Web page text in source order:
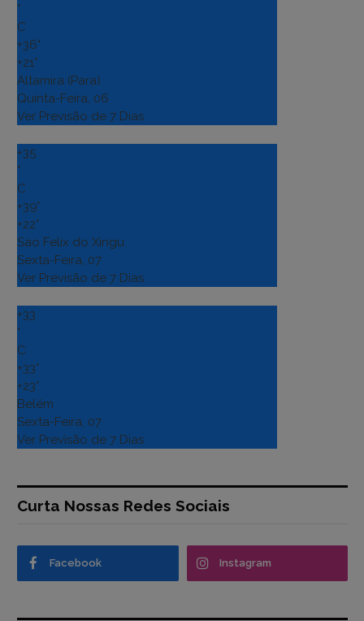
°
C
+36°
+21°
Altamira (Para)
Quinta-Feira, 06
Ver Previsão de 7 Dias
+35
°
C
+39°
+22°
Sao Felix do Xingu
Sexta-Feira, 07
Ver Previsão de 7 Dias
+33
°
C
+33°
+23°
Belém
Sexta-Feira, 07
Ver Previsão de 7 Dias
Curta Nossas Redes Sociais
Facebook Instagram